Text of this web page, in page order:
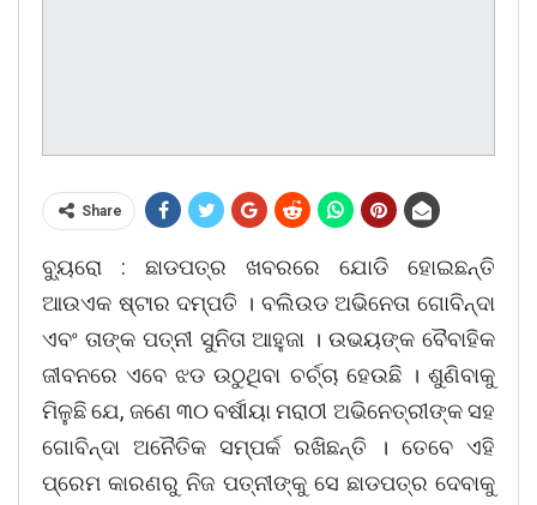
Share
ବ୍ୟୁରୋ : ଛାଡପତ୍ର ଖବରରେ ଯୋଡି ହୋଇଛନ୍ତି
ଆଉଏକ ଷ୍ଟାର ଦମ୍ପତି । ବଲିଉଡ ଅଭିନେତା ଗୋବିନ୍ଦା
ଏବଂ ତାଙ୍କ ପତ୍ନୀ ସୁନିତା ଆହୁଜା । ଉଭୟଙ୍କ ବୈବାହିକ
ଜୀବନରେ ଏବେ ଝଡ ଉଠୁଥିବା ଚର୍ଚ୍ଚା ହେଉଛି । ଶୁଣିବାକୁ
ମିଳୁଛି ଯେ, ଜଣେ ୩୦ ବର୍ଷୀୟା ମରାଠୀ ଅଭିନେତ୍ରୀଙ୍କ ସହ
ଗୋବିନ୍ଦା ଅନୈତିକ ସମ୍ପର୍କ ରଖିଛନ୍ତି । ତେବେ ଏହି
ପ୍ରେମ କାରଣରୁ ନିଜ ପତ୍ନୀଙ୍କୁ ସେ ଛାଡପତ୍ର ଦେବାକୁ